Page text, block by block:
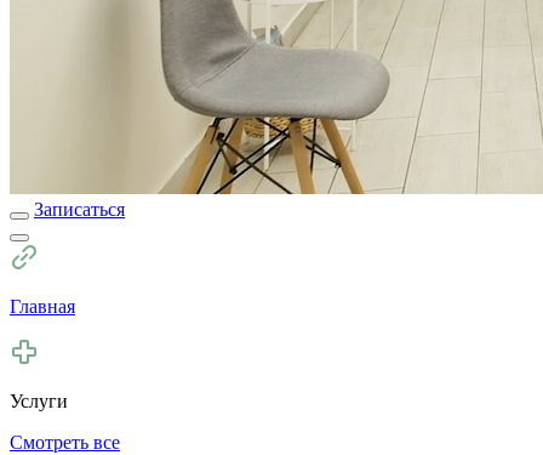
Записаться
Главная
Услуги
Смотреть все